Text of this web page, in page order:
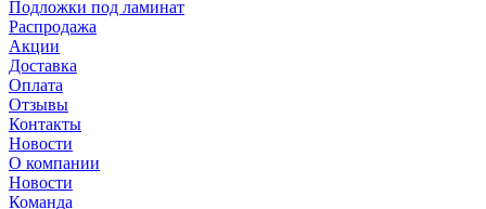
Подложки под ламинат
Распродажа
Акции
Доставка
Оплата
Отзывы
Контакты
Новости
О компании
Новости
Команда